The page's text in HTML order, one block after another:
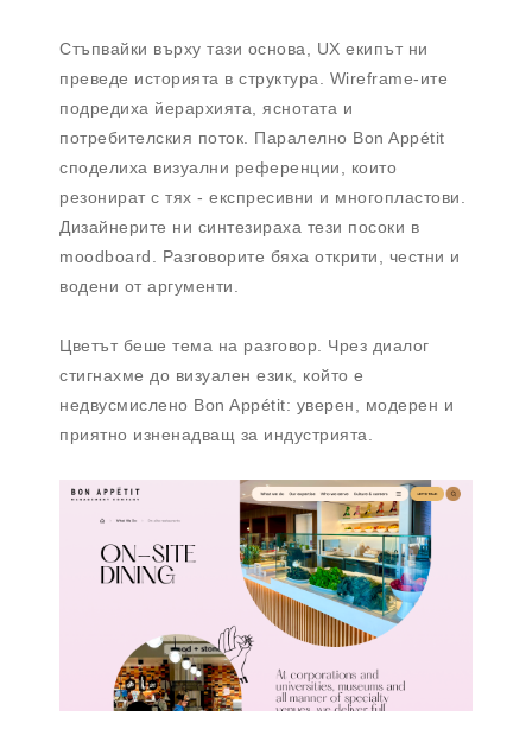
Стъпвайки върху тази основа, UX екипът ни
преведе историята в структура. Wireframe-ите
подредиха йерархията, яснотата и
потребителския поток. Паралелно Bon Appétit
споделиха визуални референции, които
резонират с тях - експресивни и многопластови.
Дизайнерите ни синтезираха тези посоки в
moodboard. Разговорите бяха открити, честни и
водени от аргументи.
Цветът беше тема на разговор. Чрез диалог
стигнахме до визуален език, който е
недвусмислено Bon Appétit: уверен, модерен и
приятно изненадващ за индустрията.